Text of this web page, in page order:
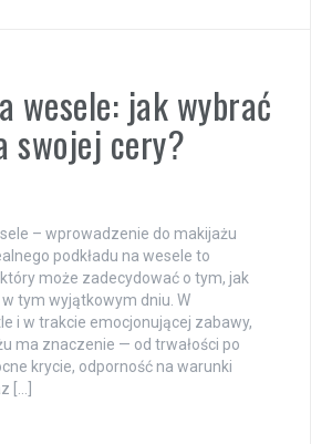
wesele: jak wybrać
swojej cery?
– wprowadzenie do makijażu
podkładu na wesele to
może zadecydować o tym, jak
tym wyjątkowym dniu. W
i w trakcie emocjonującej zabawy,
ma znaczenie — od trwałości po
krycie, odporność na warunki
[…]